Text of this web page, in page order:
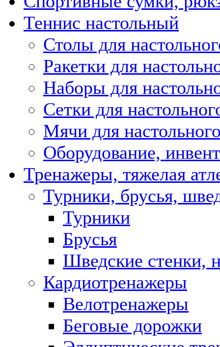
Теннис настольный
Столы для
Ракетки для
Наборы для
Сетки для
Мячи для
Оборудование,
Тренажеры, тяжелая
Турники, брусья,
Турники
Брусья
Шведские стенки,
Кардиотренажеры
Велотренажеры
Беговые дорожки